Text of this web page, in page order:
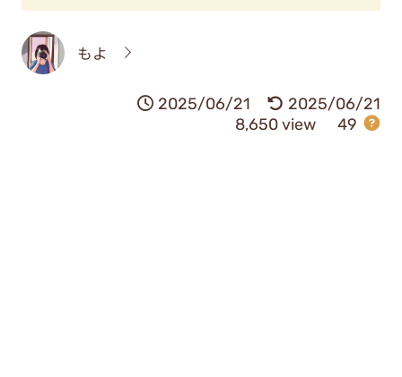
もよ
2025/06/21
2025/06/21
8,650 view
49